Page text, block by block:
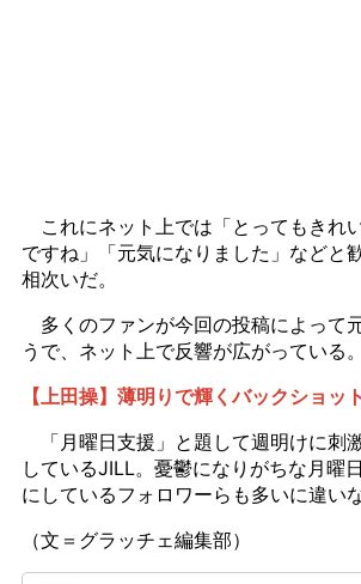
これにネット上では「とってもきれ
ですね」「元気になりました」などと
相次いだ。
多くのファンが今回の投稿によって
うで、ネット上で反響が広がっている。
【上田操】薄明りで輝くバックショット
「月曜日支援」と題して週明けに刺
しているJILL。憂鬱になりがちな月曜
にしているフォロワーらも多いに違いな
（文＝グラッチェ編集部）